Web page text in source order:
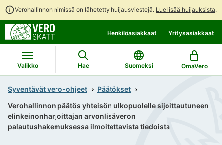
Verohallinnon nimissä on lähetetty huijausviestejä. Lue lisää huijauksista.
suoraan
sisältöön
koko
sivuston
hakuun
Henkilöasiakkaat Yritysasiakkaat
Valikko Hae Suomeksi OmaVero
Syventävät vero-ohjeet
Päätökset
Verohallinnon päätös yhteisön ulkopuolelle sijoittautuneen
elinkeinonharjoittajan arvonlisäveron
palautushakemuksessa ilmoitettavista tiedoista